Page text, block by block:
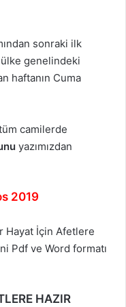
sonraki ilk
ülke genelindeki
haftanın Cuma
camilerde
yazımızdan
2019
Hayat İçin Afetlere
Pdf ve Word formatı
HAZIR